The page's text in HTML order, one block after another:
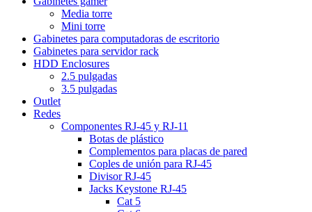
Media torre
Mini torre
Gabinetes para computadoras de escritorio
Gabinetes para servidor rack
HDD Enclosures
2.5 pulgadas
3.5 pulgadas
Outlet
Redes
Componentes RJ-45 y RJ-11
Botas de plástico
Complementos para placas de pared
Coples de unión para RJ-45
Divisor RJ-45
Jacks Keystone RJ-45
Cat 5